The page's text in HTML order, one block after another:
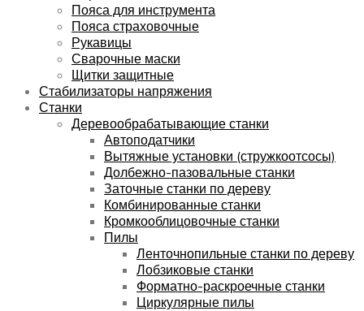
Пояса для инструмента
Пояса страховочные
Рукавицы
Сварочные маски
Щитки защитные
Стабилизаторы напряжения
Станки
Деревообрабатывающие станки
Автоподатчики
Вытяжные установки (стружкоотсосы)
Долбежно-пазовальные станки
Заточные станки по дереву
Комбинированные станки
Кромкооблицовочные станки
Пилы
Ленточнопильные станки по дереву
Лобзиковые станки
Форматно-раскроечные станки
Циркулярные пилы